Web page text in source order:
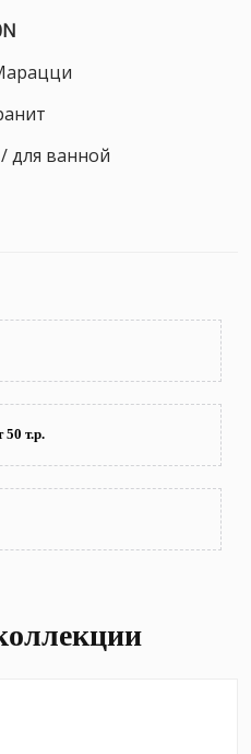
для ванной
50 т.р.